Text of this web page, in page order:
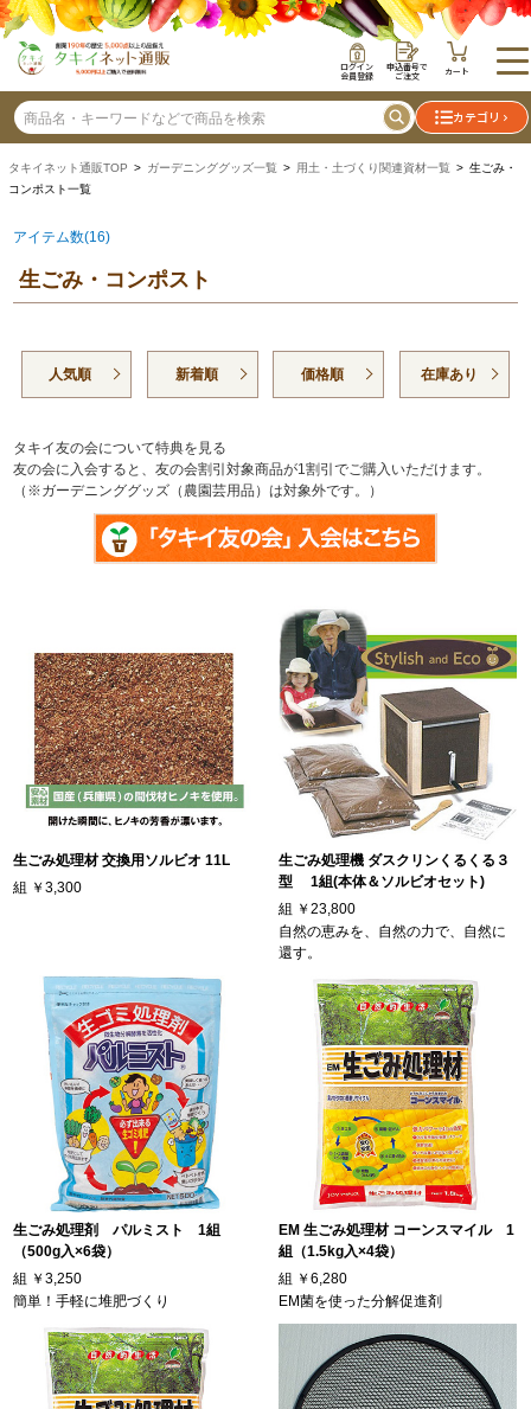
ログイン
会員登録
申込番号で
ご注文 カート
カテゴリ
タキイネット通販TOP > ガーデニンググッズ一覧 > 用土・土づくり関連資材一覧 > 生ごみ・
コンポスト一覧
アイテム数(16)
生ごみ・コンポスト
人気順 新着順 価格順 在庫あり
タキイ友の会について特典を見る
友の会に入会すると、友の会割引対象商品が1割引でご購入いただけます。
（※ガーデニンググッズ（農園芸用品）は対象外です。）
生ごみ処理材 交換用ソルビオ 11L
組 ￥3,300
生ごみ処理機 ダスクリンくるくる３
型 1組(本体＆ソルビオセット)
組 ￥23,800
自然の恵みを、自然の力で、自然に
還す。
生ごみ処理剤 パルミスト 1組
（500g入×6袋）
組 ￥3,250
簡単！手軽に堆肥づくり
EM 生ごみ処理材 コーンスマイル 1
組（1.5kg入×4袋）
組 ￥6,280
EM菌を使った分解促進剤